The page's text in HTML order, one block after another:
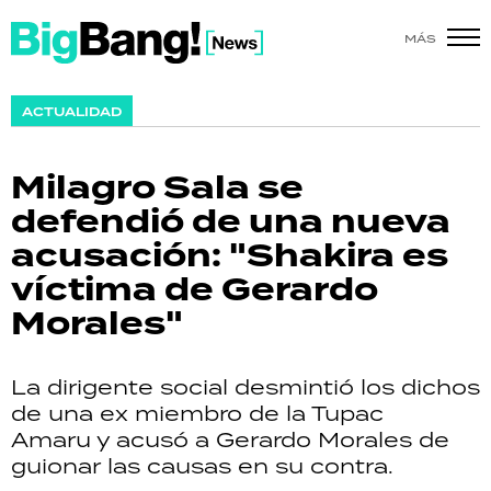
MÁS
ACTUALIDAD
Milagro Sala se
defendió de una nueva
acusación: "Shakira es
víctima de Gerardo
Morales"
La dirigente social desmintió los dichos
de una ex miembro de la Tupac
Amaru y acusó a Gerardo Morales de
guionar las causas en su contra.
SHOW
ACTUALIDAD
POLICIALES
ECONOMÍA
SALUD
DEPORTES